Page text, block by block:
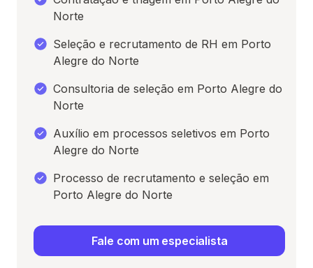
Norte
Seleção e recrutamento de RH em Porto
Alegre do Norte
Consultoria de seleção em Porto Alegre do
Norte
Auxílio em processos seletivos em Porto
Alegre do Norte
Processo de recrutamento e seleção em
Porto Alegre do Norte
Fale com um especialista